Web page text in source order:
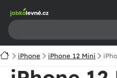
obsah
DomoviPhone iPhone 12 Mini